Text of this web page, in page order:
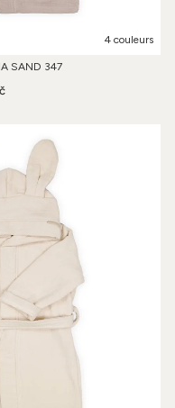
4 couleurs
SAND 347